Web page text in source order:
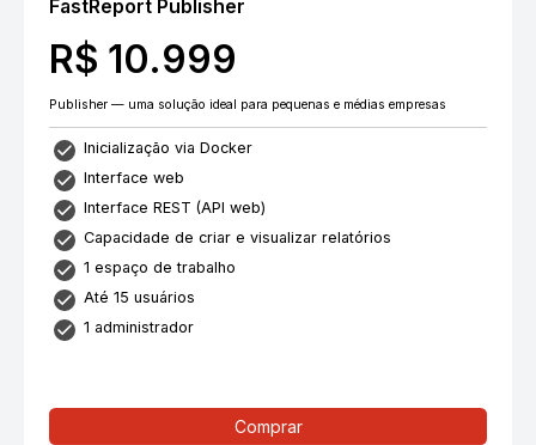
FastReport Publisher
R$ 10.999
Publisher — uma solução ideal para pequenas e médias empresas
Inicialização via Docker
Interface web
Interface REST (API web)
Capacidade de criar e visualizar relatórios
1 espaço de trabalho
Até 15 usuários
1 administrador
Comprar